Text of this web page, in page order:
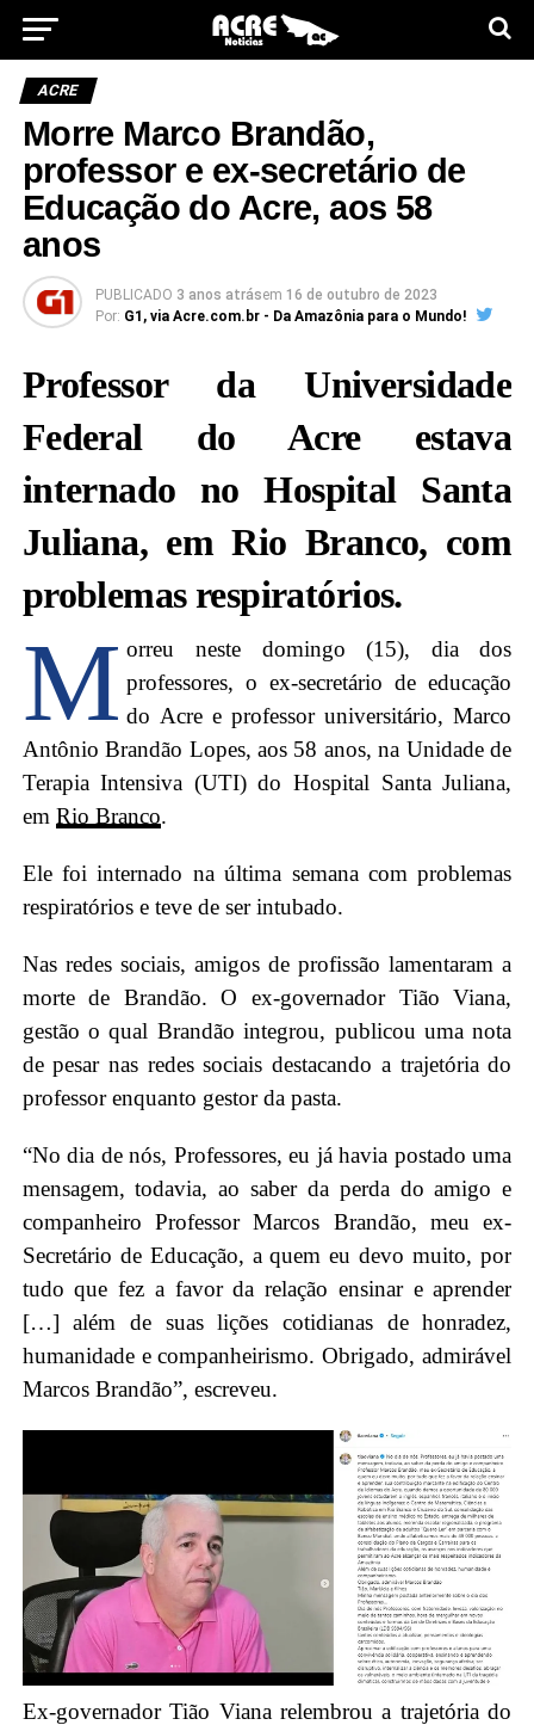
ACRE
Morre Marco Brandão,
professor e ex-secretário de
Educação do Acre, aos 58
anos
PUBLICADO 3 anos atrásem 16 de outubro de 2023
Por: G1, via Acre.com.br - Da Amazônia para o Mundo!
Professor da Universidade
Federal do Acre estava
internado no Hospital Santa
Juliana, em Rio Branco, com
problemas respiratórios.
M orreu neste domingo (15), dia dos
professores, o ex-secretário de educação
do Acre e professor universitário, Marco
Antônio Brandão Lopes, aos 58 anos, na Unidade de
Terapia Intensiva (UTI) do Hospital Santa Juliana,
em Rio Branco.
Ele foi internado na última semana com problemas
respiratórios e teve de ser intubado.
Nas redes sociais, amigos de profissão lamentaram a
morte de Brandão. O ex-governador Tião Viana,
gestão o qual Brandão integrou, publicou uma nota
de pesar nas redes sociais destacando a trajetória do
professor enquanto gestor da pasta.
“No dia de nós, Professores, eu já havia postado uma
mensagem, todavia, ao saber da perda do amigo e
companheiro Professor Marcos Brandão, meu ex-
Secretário de Educação, a quem eu devo muito, por
tudo que fez a favor da relação ensinar e aprender
[…] além de suas lições cotidianas de honradez,
humanidade e companheirismo. Obrigado, admirável
Marcos Brandão”, escreveu.
Ex-governador Tião Viana relembrou a trajetória do